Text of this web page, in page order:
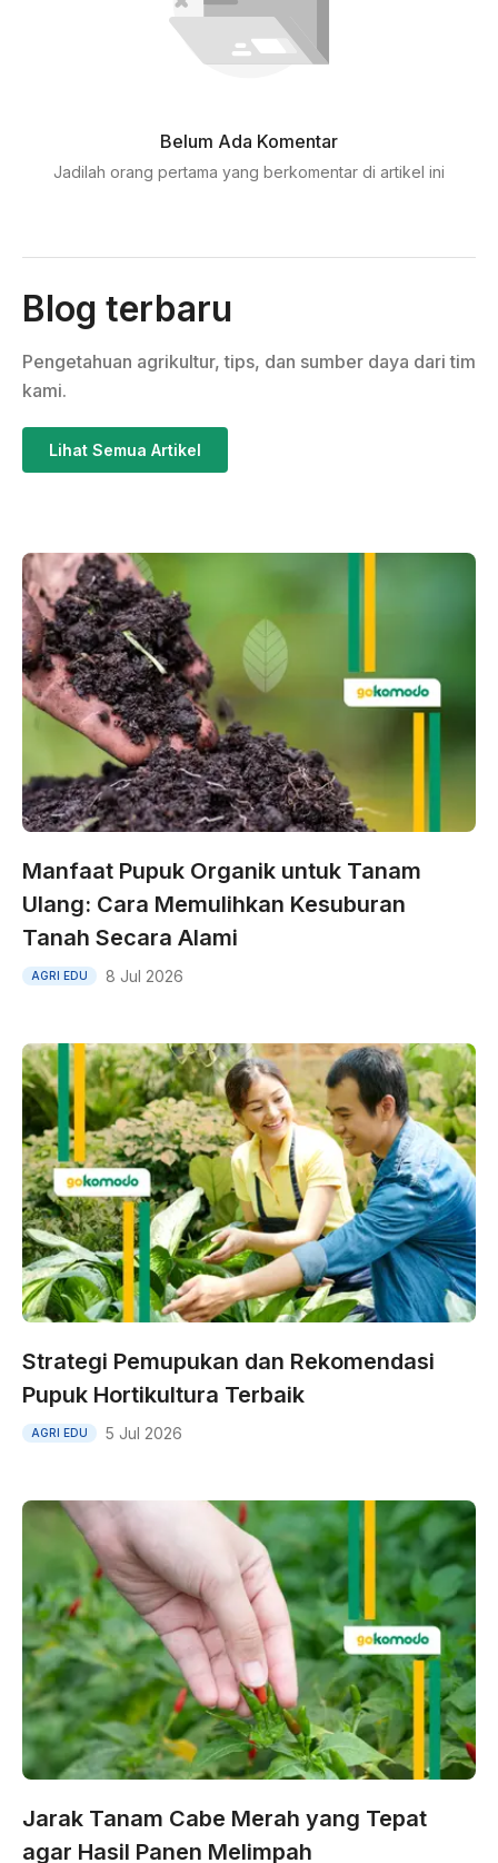
Belum Ada Komentar
Jadilah orang pertama yang berkomentar di artikel ini
Blog terbaru
Pengetahuan agrikultur, tips, dan sumber daya dari tim
kami.
Lihat Semua Artikel
Manfaat Pupuk Organik untuk Tanam
Ulang: Cara Memulihkan Kesuburan
Tanah Secara Alami
AGRI EDU 8 Jul 2026
Strategi Pemupukan dan Rekomendasi
Pupuk Hortikultura Terbaik
AGRI EDU 5 Jul 2026
Jarak Tanam Cabe Merah yang Tepat
agar Hasil Panen Melimpah